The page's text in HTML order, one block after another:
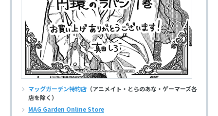
マッグガーデン特約店 （アニメイト・とらのあな・ゲーマーズ各
店を除く）
MAG Garden Online Store